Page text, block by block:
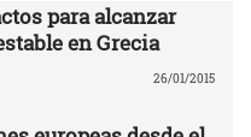
para alcanzar
en Grecia
26/01/2015